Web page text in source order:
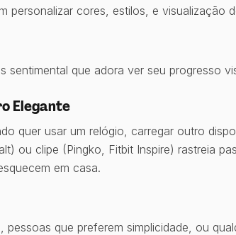
personalizar cores, estilos, e visualização
sentimental que adora ver seu progresso
Elegante
quer usar um relógio, carregar outro
ou clipe (Pingko, Fitbit Inspire) rastreia
em casa.
pessoas que preferem simplicidade, ou